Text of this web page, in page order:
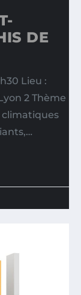
DE
Lieu :
2 Thème
climatiques